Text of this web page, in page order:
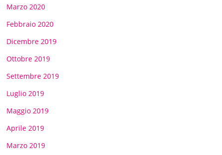
Marzo 2020
Febbraio 2020
Dicembre 2019
Ottobre 2019
Settembre 2019
Luglio 2019
Maggio 2019
Aprile 2019
Marzo 2019